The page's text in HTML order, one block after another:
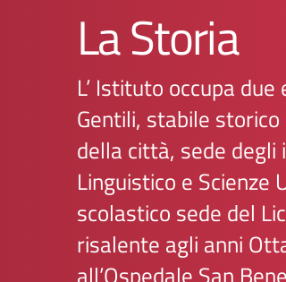
La Storia
L’ Istituto occupa
Gentili, stabile
della città, sede degli
Linguistico e Scienze
scolastico sede del
risalente agli anni